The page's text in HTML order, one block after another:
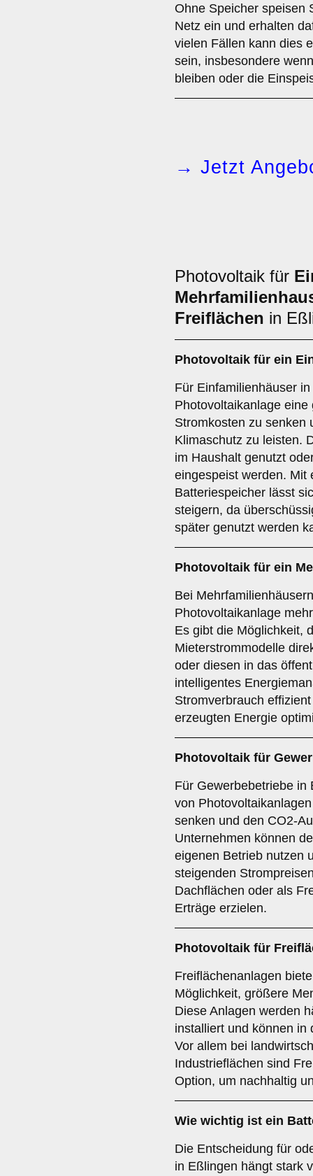
Ohne Speicher speisen
Netz ein und erhalten
vielen Fällen kann dies
sein, insbesondere
bleiben oder die
→ Jetzt
Photovoltaik für
Freiflächen in
Photovoltaik für ein
Für Einfamilienhäuser
Photovoltaikanlage
Stromkosten zu senken
Klimaschutz zu leisten.
im Haushalt genutzt
eingespeist werden. Mit
Batteriespeicher lässt
steigern, da
später genutzt werden
Photovoltaik für ein
Bei
Photovoltaikanlage
Es gibt die Möglichkeit,
Mieterstrommodelle
oder diesen in das
intelligentes
Stromverbrauch
erzeugten Energie
Photovoltaik für
Für Gewerbebetriebe in
von
senken und den CO2-
Unternehmen können
eigenen Betrieb nutzen
steigenden
Dachflächen oder als
Erträge erzielen.
Photovoltaik für
Freiflächenanlagen
Möglichkeit, größere
Diese Anlagen werden
installiert und können in
Vor allem bei
Industrieflächen sind
Option, um nachhaltig
Wie wichtig ist ein
Die Entscheidung für
in Eßlingen hängt stark